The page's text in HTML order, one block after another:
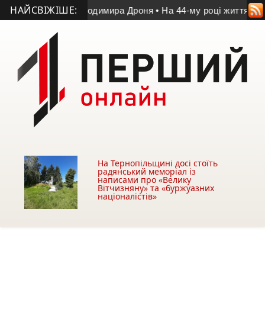
НАЙСВІЖІШЕ:
пам’яті Володимира Дроня • На 44-му році життя помер
На Тернопільщині досі стоїть
радянський меморіал із
написами про «Велику
Вітчизняну» та «буржуазних
націоналістів»